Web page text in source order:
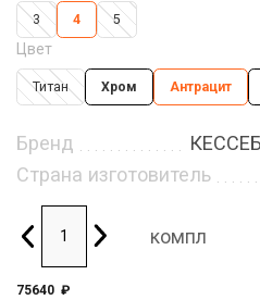
3 4 5
Цвет
Титан Хром Антрацит
Бренд
Страна изготовитель
компл
75640 ₽